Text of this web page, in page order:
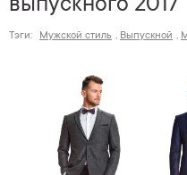
выпускного 2017
Тэги: Мужской стиль , Выпускной ,